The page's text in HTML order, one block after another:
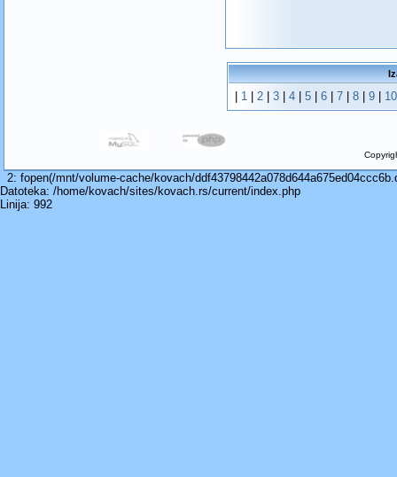
1| 2| 3| 4| 5| 6| 7| 8| 9| 10
2: fopen(/mnt/volume-cache/kovach/
Datoteka: /home/kovach/sites/kovach.rs/current/index.php
Linija: 992